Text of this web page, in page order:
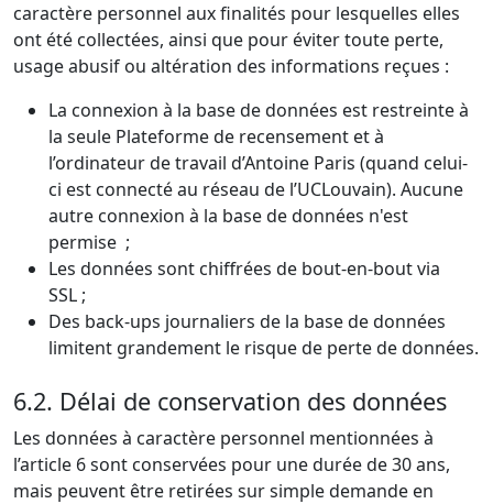
caractère personnel aux finalités pour lesquelles elles
ont été collectées, ainsi que pour éviter toute perte,
usage abusif ou altération des informations reçues :
La connexion à la base de données est restreinte à
la seule Plateforme de recensement et à
l’ordinateur de travail d’Antoine Paris (quand celui-
ci est connecté au réseau de l’UCLouvain). Aucune
autre connexion à la base de données n'est
permise ;
Les données sont chiffrées de bout-en-bout via
SSL ;
Des back-ups journaliers de la base de données
limitent grandement le risque de perte de données.
6.2. Délai de conservation des données
Les données à caractère personnel mentionnées à
l’article 6 sont conservées pour une durée de 30 ans,
mais peuvent être retirées sur simple demande en